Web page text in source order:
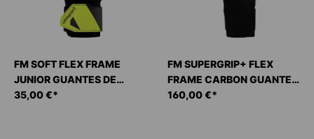
FM SOFT FLEX FRAME
JUNIOR GUANTES DE
PORTERO
35,00 €*
FM SUPERGRIP+ FLEX
FRAME CARBON GUANTES
DE PORTERO
160,00 €*